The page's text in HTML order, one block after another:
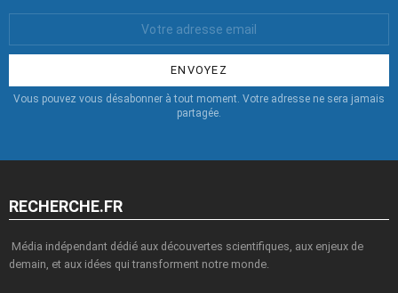
:
Vous pouvez vous désabonner à tout moment. Votre adresse ne sera jamais
partagée.
RECHERCHE.FR
Média indépendant dédié aux découvertes scientifiques, aux enjeux de
demain, et aux idées qui transforment notre monde.